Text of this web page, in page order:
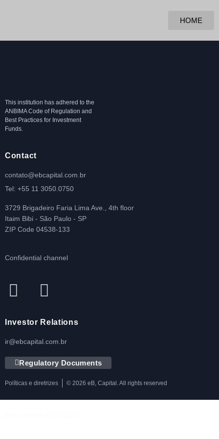
HOME
This institution has adhered to the
ANBIMA Code of Regulation and
Best Practices for Investment
Funds.
Contact
contato@ebcapital.com.br
Tel: +55 11 3050.0750
3729 Brigadeiro Faria Lima Ave., 4th floor
Itaim Bibi - São Paulo - SP
ZIP Code 04538-133
Confidential channel
Investor Relations
ir@ebcapital.com.br
Regulatory Documents
Políticas e diretrizes © 2026 eB, Capital. All rights reserved